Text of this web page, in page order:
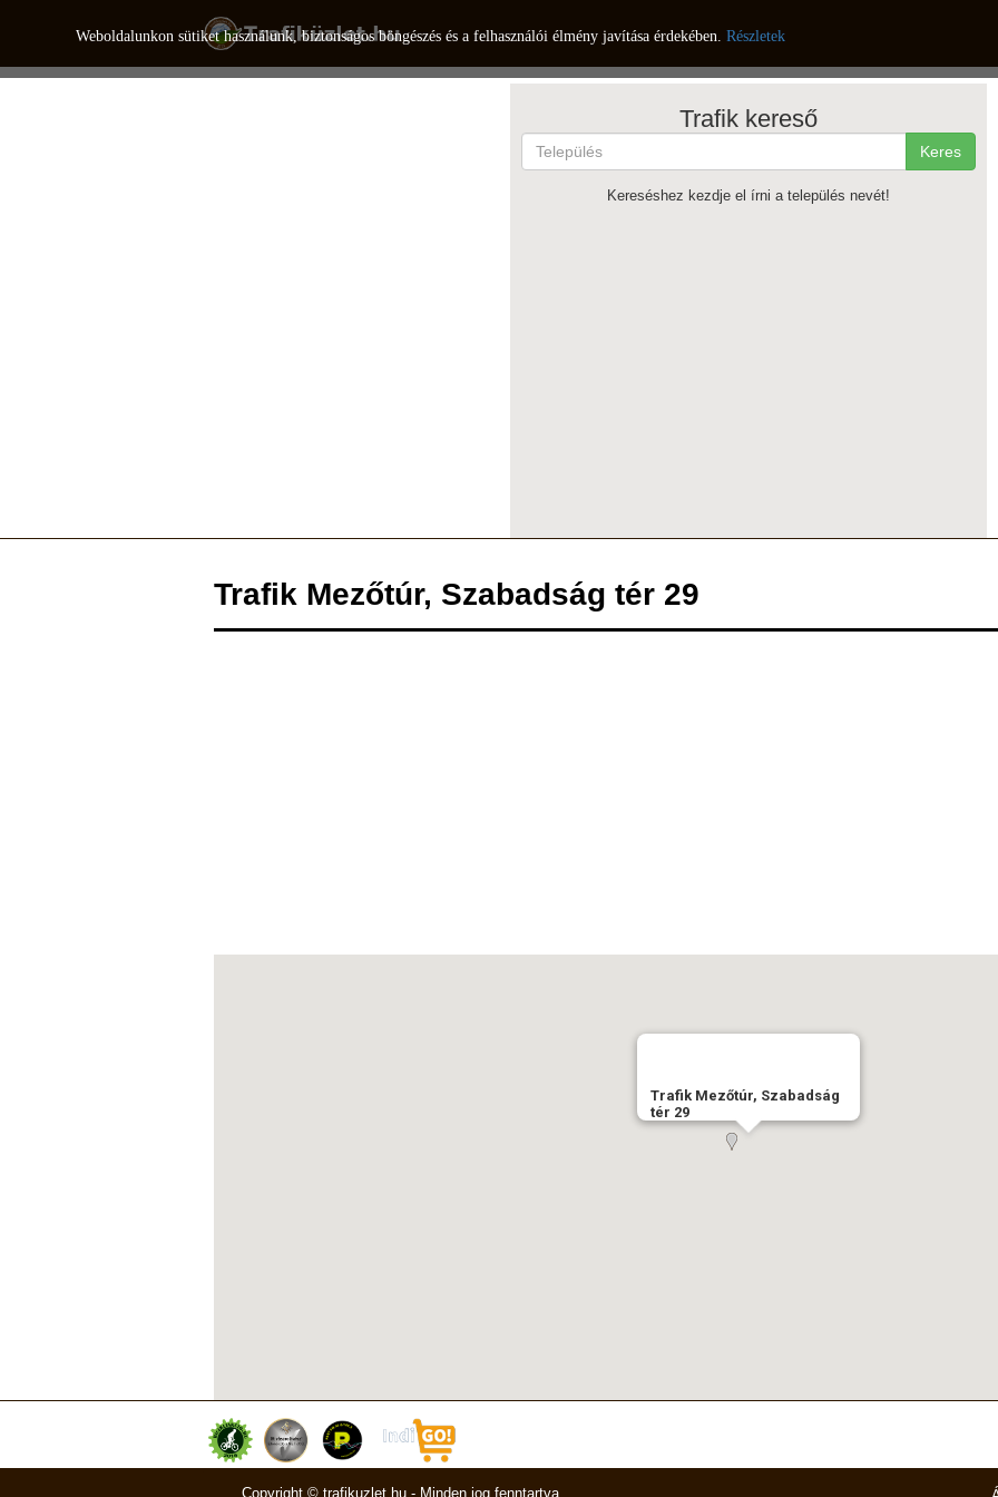
Weboldalunkon sütiket használunk, biztonságos böngészés és a felhasználói élmény javítása érdekében. Részletek
Trafik kereső
Keres
Kereséshez kezdje el írni a település nevét!
Trafik Mezőtúr, Szabadság tér 29
Trafik Mezőtúr, Szabadság
tér 29
Copyright © trafikuzlet.hu - Minden jog fenntartva